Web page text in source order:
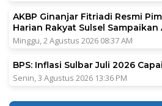
AKBP Ginanjar Fitriadi Resmi
Harian Rakyat Sulsel Sampaikan
Minggu, 2 Agustus 2026 08:37 AM
BPS: Inflasi Sulbar Juli 2026
Senin, 3 Agustus 2026 13:36 PM